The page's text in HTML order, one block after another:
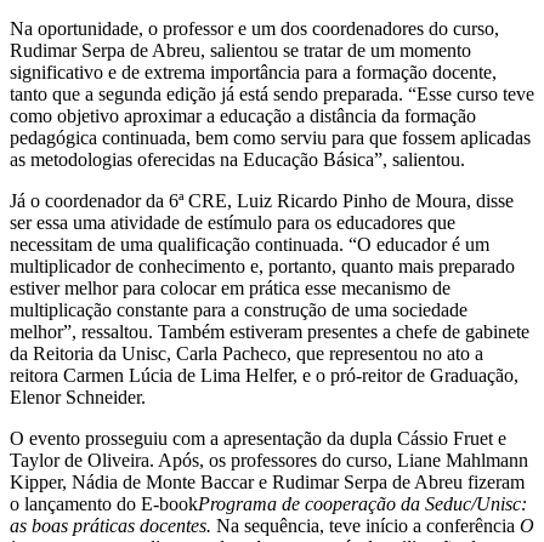
Na oportunidade, o professor e um dos coordenadores do curso,
Rudimar Serpa de Abreu, salientou se tratar de um momento
significativo e de extrema importância para a formação docente,
tanto que a segunda edição já está sendo preparada. “Esse curso teve
como objetivo aproximar a educação a distância da formação
pedagógica continuada, bem como serviu para que fossem aplicadas
as metodologias oferecidas na Educação Básica”, salientou.
Já o coordenador da 6ª CRE, Luiz Ricardo Pinho de Moura, disse
ser essa uma atividade de estímulo para os educadores que
necessitam de uma qualificação continuada. “O educador é um
multiplicador de conhecimento e, portanto, quanto mais preparado
estiver melhor para colocar em prática esse mecanismo de
multiplicação constante para a construção de uma sociedade
melhor”, ressaltou. Também estiveram presentes a chefe de gabinete
da Reitoria da Unisc, Carla Pacheco, que representou no ato a
reitora Carmen Lúcia de Lima Helfer, e o pró-reitor de Graduação,
Elenor Schneider.
O evento prosseguiu com a apresentação da dupla Cássio Fruet e
Taylor de Oliveira. Após, os professores do curso, Liane Mahlmann
Kipper, Nádia de Monte Baccar e Rudimar Serpa de Abreu fizeram
o lançamento do E-bookPrograma de cooperação da Seduc/Unisc:
as boas práticas docentes. Na sequência, teve início a conferência O